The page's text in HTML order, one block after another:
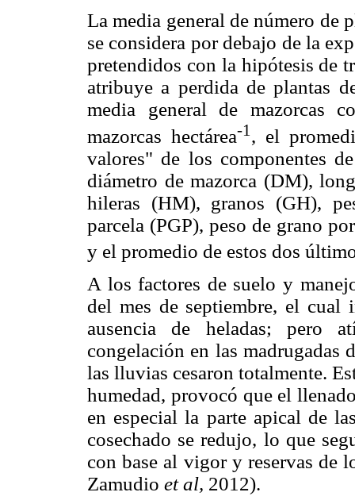
La media general de número de
se considera por debajo de la
pretendidos con la hipótesis de
atribuye a perdida de plantas
media general de mazorcas
mazorcas hectárea-1 , el
valores" de los componentes
diámetro de mazorca (DM),
hileras (HM), granos (GH),
parcela (PGP), peso de grano
y el promedio de estos dos
A los factores de suelo y
del mes de septiembre, el
ausencia de heladas; pero
congelación en las madrugadas
las lluvias cesaron totalmente.
humedad, provocó que el
en especial la parte apical de
cosechado se redujo, lo que
con base al vigor y reservas de
Zamudio et al, 2012).